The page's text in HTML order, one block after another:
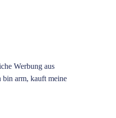
Werbung aus
arm, kauft meine